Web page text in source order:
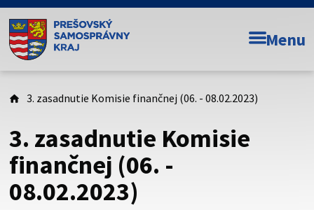
Doména psk.sk je oficiálna
Toto je oficiálna webová stránka Prešovského
psk.sk.
Buďte pozorní a vždy sa uistite, že zdieľate informácie iba
cez zabezpečenú webovú stránku. Zabezpečená stránka
vždy začína https:// pred názvom domény webového sídla.
Menu
3. zasadnutie Komisie finančnej (06. - 08.02.2023)
3. zasadnutie Komisie
finančnej (06. -
08.02.2023)